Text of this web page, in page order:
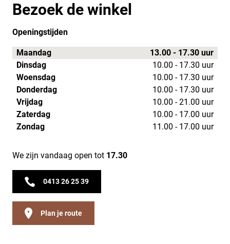
Bezoek de winkel
Openingstijden
Maandag
13.00 - 17.30 uur
Dinsdag
10.00 - 17.30 uur
Woensdag
10.00 - 17.30 uur
Donderdag
10.00 - 17.30 uur
Vrijdag
10.00 - 21.00 uur
Zaterdag
10.00 - 17.00 uur
Zondag
11.00 - 17.00 uur
We zijn vandaag open tot 17.30
0413 26 25 39
Plan je route